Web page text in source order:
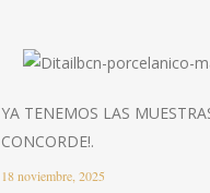
YA TENEMOS LAS
CONCORDE!.
18 noviembre, 2025